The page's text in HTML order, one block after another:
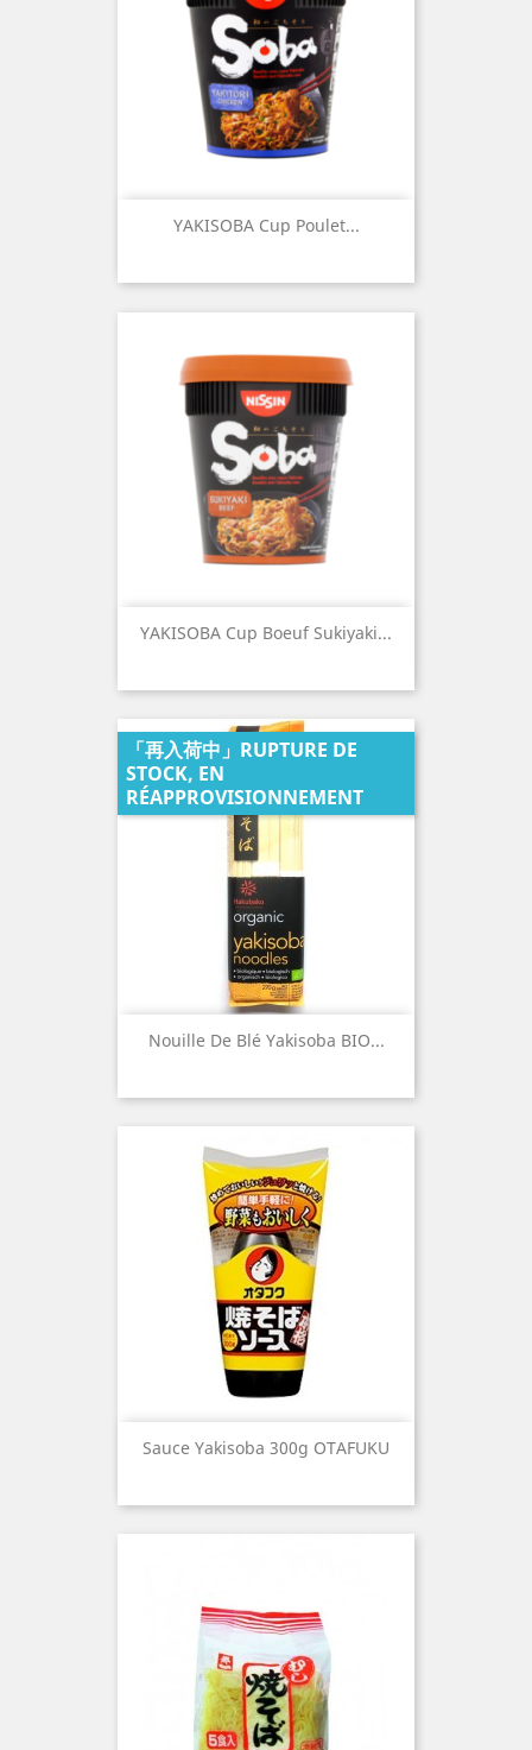
YAKISOBA Cup Poulet...
YAKISOBA Cup Boeuf Sukiyaki...
Nouille De Blé Yakisoba BIO...
「再入荷中」RUPTURE DE
STOCK, EN
RÉAPPROVISIONNEMENT
Sauce Yakisoba 300g OTAFUKU